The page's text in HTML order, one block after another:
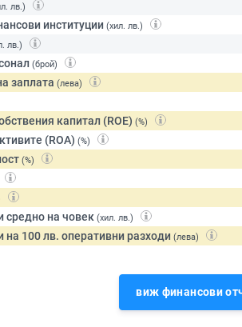
лв.)
институции (хил. лв.)
лв.)
(брой)
заплата (лева)
капитал (ROE) (%)
(ROA) (%)
(%)
средно на човек (хил. лв.)
100 лв. оперативни разходи (лева)
виж финансови